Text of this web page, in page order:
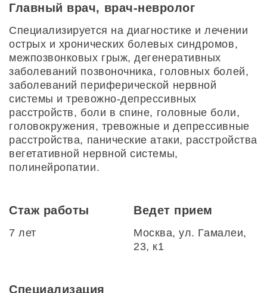
Главный врач, врач-невролог
Специализируется на диагностике и лечении
острых и хронических болевых синдромов,
межпозвонковых грыж, дегенеративных
заболеваний позвоночника, головных болей,
заболеваний периферической нервной
системы и тревожно-депрессивных
расстройств, боли в спине, головные боли,
головокружения, тревожные и депрессивные
расстройства, панические атаки, расстройства
вегетативной нервной системы,
полинейропатии.
Стаж работы
7 лет
Ведет прием
Москва, ул. Гамалеи,
23, к1
Специализация